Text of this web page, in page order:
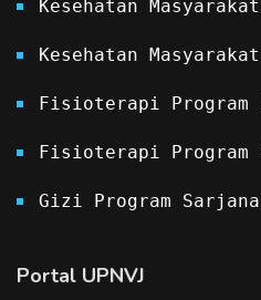
Kesehatan
Kesehatan
Fisioterapi Program
Fisioterapi Program
Gizi Program Sarjana
Portal UPNVJ